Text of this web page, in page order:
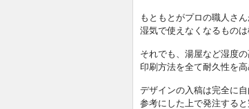
もともとがプロの職人さ
湿気で使えなくなるものは
それでも、湯屋など湿度
印刷方法を全て耐久性を
デザインの入稿は完全に
参考にした上で発注する